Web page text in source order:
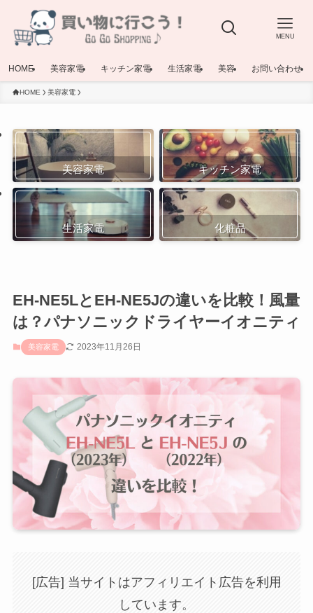
MENU
HOME 美容家電 キッチン家電 生活家電 美容 お問い合わせ
HOME 美容家電
美容家電 キッチン家電
生活家電 化粧品
EH-NE5LとEH-NE5Jの違いを比較！風量
は？パナソニックドライヤーイオニティ
美容家電 2023年11月26日
[広告] 当サイトはアフィリエイト広告を利用
しています。